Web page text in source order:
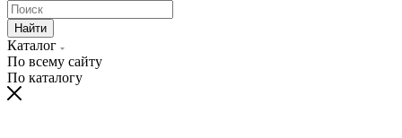
Найти
Каталог
По всему сайту
По каталогу